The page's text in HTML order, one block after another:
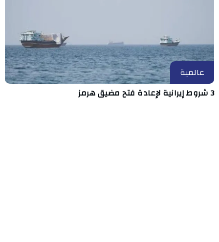
عالمية
3 شروط إيرانية لإعادة فتح مضيق هرمز